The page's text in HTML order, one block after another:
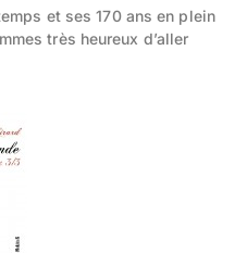
et ses 170 ans en plein
très heureux d’aller